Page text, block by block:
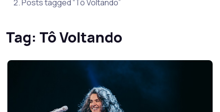
Posts tagged “Tô Voltando”
Tag: Tô Voltando